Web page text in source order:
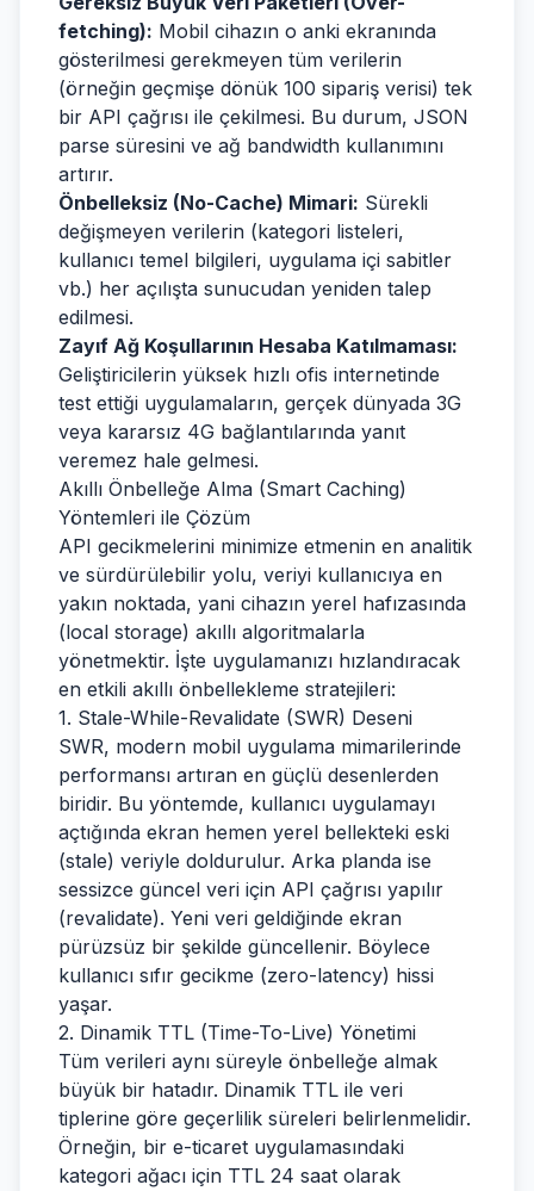
fetching): Mobil cihazın o anki ekranında
gösterilmesi gerekmeyen tüm verilerin
(örneğin geçmişe dönük 100 sipariş verisi) tek
bir API çağrısı ile çekilmesi. Bu durum, JSON
parse süresini ve ağ bandwidth kullanımını
artırır.
Önbelleksiz (No-Cache) Mimari: Sürekli
değişmeyen verilerin (kategori listeleri,
kullanıcı temel bilgileri, uygulama içi sabitler
vb.) her açılışta sunucudan yeniden talep
edilmesi.
Zayıf Ağ Koşullarının Hesaba Katılmaması:
Geliştiricilerin yüksek hızlı ofis internetinde
test ettiği uygulamaların, gerçek dünyada 3G
veya kararsız 4G bağlantılarında yanıt
veremez hale gelmesi.
Akıllı Önbelleğe Alma (Smart Caching)
Yöntemleri ile Çözüm
API gecikmelerini minimize etmenin en analitik
ve sürdürülebilir yolu, veriyi kullanıcıya en
yakın noktada, yani cihazın yerel hafızasında
(local storage) akıllı algoritmalarla
yönetmektir. İşte uygulamanızı hızlandıracak
en etkili akıllı önbellekleme stratejileri:
1. Stale-While-Revalidate (SWR) Deseni
SWR, modern mobil uygulama mimarilerinde
performansı artıran en güçlü desenlerden
biridir. Bu yöntemde, kullanıcı uygulamayı
açtığında ekran hemen yerel bellekteki eski
(stale) veriyle doldurulur. Arka planda ise
sessizce güncel veri için API çağrısı yapılır
(revalidate). Yeni veri geldiğinde ekran
pürüzsüz bir şekilde güncellenir. Böylece
kullanıcı sıfır gecikme (zero-latency) hissi
yaşar.
2. Dinamik TTL (Time-To-Live) Yönetimi
Tüm verileri aynı süreyle önbelleğe almak
büyük bir hatadır. Dinamik TTL ile veri
tiplerine göre geçerlilik süreleri belirlenmelidir.
Örneğin, bir e-ticaret uygulamasındaki
kategori ağacı için TTL 24 saat olarak